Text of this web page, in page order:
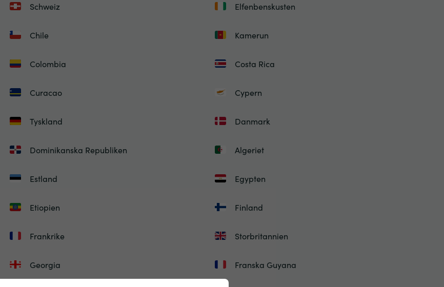
Schweiz Elfenbenskusten
Chile Kamerun
Colombia Costa Rica
Curacao Cypern
Tyskland Danmark
Dominikanska Republiken Algeriet
Estland Egypten
Etiopien Finland
Frankrike Storbritannien
Georgia Franska Guyana